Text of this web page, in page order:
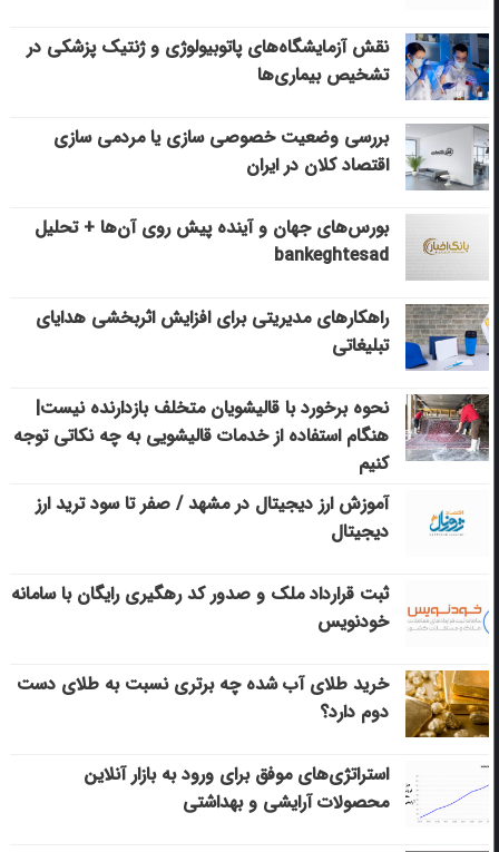
نقش آزمایشگاه‌های پاتوبیولوژی و ژنتیک پزشکی در
تشخیص بیماری‌ها
بررسی وضعیت خصوصی سازی یا مردمی سازی
اقتصاد کلان در ایران
بورس‌های جهان و آینده پیش روی آن‌ها + تحلیل
bankeghtesad
راهکارهای مدیریتی برای افزایش اثربخشی هدایای
تبلیغاتی
نحوه برخورد با قالیشویان متخلف بازدارنده نیست|
هنگام استفاده از خدمات قالیشویی به چه نکاتی توجه
کنیم
آموزش ارز دیجیتال در مشهد / صفر تا سود ترید ارز
دیجیتال
ثبت قرارداد ملک و صدور کد رهگیری رایگان با سامانه
خودنویس
خرید طلای آب شده چه برتری نسبت به طلای دست
دوم دارد؟
استراتژی‌های موفق برای ورود به بازار آنلاین
محصولات آرایشی و بهداشتی